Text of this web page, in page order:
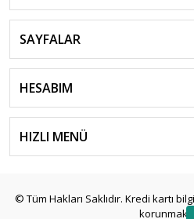
SAYFALAR
HESABIM
HIZLI MENÜ
© Tüm Hakları Saklıdır. Kredi kartı